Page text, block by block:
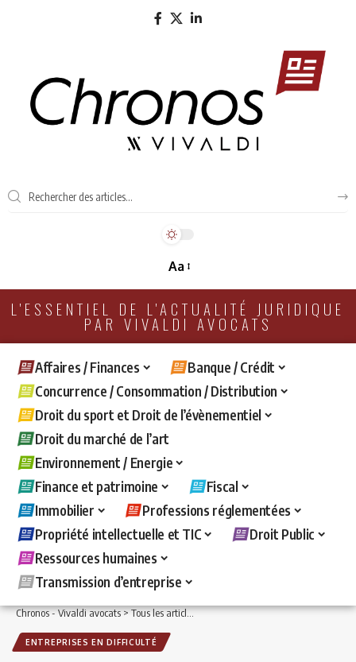
Aa
L'ESSENTIEL DE L'ACTUALITÉ JURIDIQUE
PAR VIVALDI AVOCATS
Affaires / Finances
Banque / Crédit
Concurrence / Consommation / Distribution
Droit du sport et Droit de l’évènementiel
Droit du marché de l’art
Environnement / Energie
Finance et patrimoine
Fiscal
Immobilier
Professions réglementées
Propriété intellectuelle et TIC
Droit Public
Ressources humaines
Transmission d’entreprise
Chronos - Vivaldi avocats>Tous les articles >Affaires / Finances>Entreprises en
ENTREPRISES EN DIFFICULTÉ